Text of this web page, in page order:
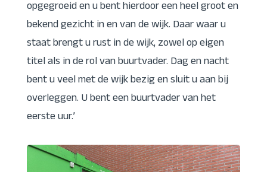
opgegroeid en u bent hierdoor een heel groot en
bekend gezicht in en van de wijk. Daar waar u
staat brengt u rust in de wijk, zowel op eigen
titel als in de rol van buurtvader. Dag en nacht
bent u veel met de wijk bezig en sluit u aan bij
overleggen. U bent een buurtvader van het
eerste uur.’